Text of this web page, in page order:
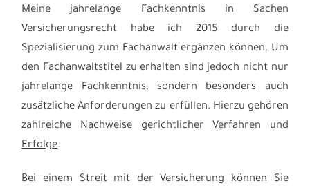
Meine jahrelange Fachkenntnis in Sachen
Versicherungsrecht habe ich 2015 durch die
Spezialisierung zum Fachanwalt ergänzen können. Um
den Fachanwaltstitel zu erhalten sind jedoch nicht nur
jahrelange Fachkenntnis, sondern besonders auch
zusätzliche Anforderungen zu erfüllen. Hierzu gehören
zahlreiche Nachweise gerichtlicher Verfahren und
Erfolge.
Bei einem Streit mit der Versicherung können Sie